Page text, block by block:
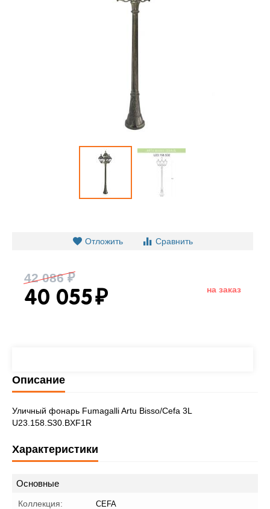
Отложить Сравнить
42 086₽
40 055₽ на заказ
Описание
Уличный фонарь Fumagalli Artu Bisso/Cefa 3L
U23.158.S30.BXF1R
Характеристики
Основные
Коллекция: CEFA